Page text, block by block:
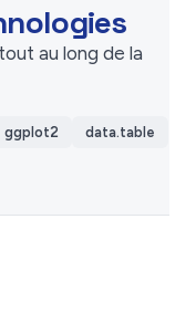
au long de la
ggplot2 data.table